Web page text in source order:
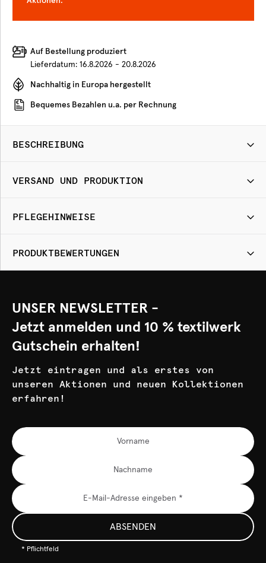
Auf Bestellung produziert
Lieferdatum: 16.8.2026 - 20.8.2026
Nachhaltig in Europa hergestellt
Bequemes Bezahlen u.a. per Rechnung
BESCHREIBUNG
VERSAND UND PRODUKTION
PFLEGEHINWEISE
PRODUKTBEWERTUNGEN
UNSER NEWSLETTER -
Jetzt anmelden und 10 % textilwerk
Gutschein erhalten!
Jetzt eintragen und als erstes von
unseren Aktionen und neuen Kollektionen
erfahren!
ABSENDEN
* Pflichtfeld